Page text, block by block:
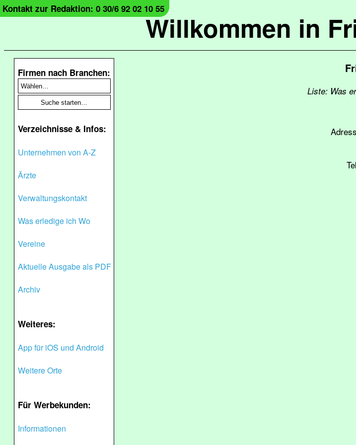
Willkommen in
Kontakt zur Redaktion: 0 30/6 92 02 10 55
Firmen nach Branchen:
Verzeichnisse & Infos:
Unternehmen von A-Z
Ärzte
Verwaltungskontakt
Was erledige ich Wo
Vereine
Aktuelle Ausgabe als PDF
Archiv
Weiteres:
App für iOS und Android
Weitere Orte
Für Werbekunden:
Informationen
Liste: Was